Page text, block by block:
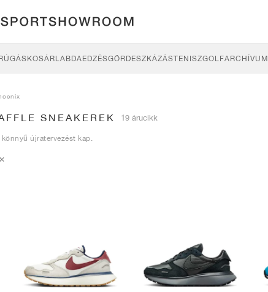
KOSÁRLABDAEDZÉSGÖRDESZKÁZÁSTENISZGOLFARCHÍVUM
SNEAKEREK 19 árucikk
újratervezést kap.